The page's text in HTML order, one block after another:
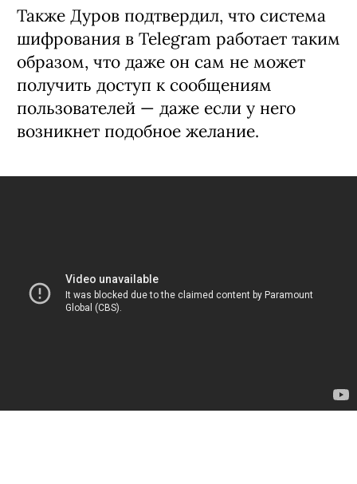
Также Дуров подтвердил, что система
шифрования в Telegram работает таким
образом, что даже он сам не может
получить доступ к сообщениям
пользователей — даже если у него
возникнет подобное желание.